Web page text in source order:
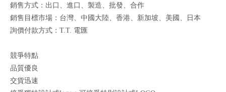
銷售方式：出口、進口、製造、批發、合作
銷售目標市場：台灣、中國大陸、香港、新加坡、美國、日本
詢價付款方式：T.T. 電匯
競爭特點
品質優良
交貨迅速